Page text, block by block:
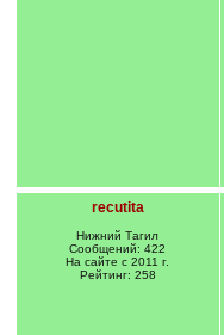
recutita
Нижний Тагил
Сообщений: 422
На сайте с 2011 г.
Рейтинг: 258